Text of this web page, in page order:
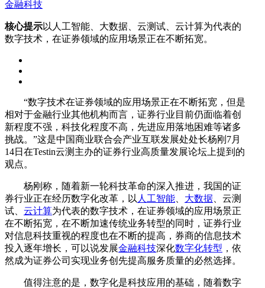
金融科技
核心提示以人工智能、大数据、云测试、云计算为代表的
数字技术，在证券领域的应用场景正在不断拓宽。
“数字技术在证券领域的应用场景正在不断拓宽，但是
相对于金融行业其他机构而言，证券行业目前仍面临着创
新程度不强，科技化程度不高，先进应用落地困难等诸多
挑战。”这是中国商业联合会产业互联发展处处长杨刚7月
14日在Testin云测主办的证券行业高质量发展论坛上提到的
观点。
杨刚称，随着新一轮科技革命的深入推进，我国的证
券行业正在经历数字化改革，以 人工智能 大数据 、云测
试、 云计算为代表的数字技术，在证券领域的应用场景正
在不断拓宽，在不断加速传统业务转型的同时，证券行业
对信息科技重视的程度也在不断的提高，券商的信息技术
投入逐年增长，可以说发展金融科技深化数字化转型 ，依
然成为证券公司实现业务创先提高服务质量的必然选择。
值得注意的是，数字化是科技应用的基础，随着数字